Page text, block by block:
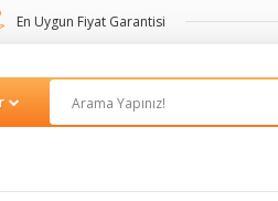
En Uygun Fiyat Garantisi